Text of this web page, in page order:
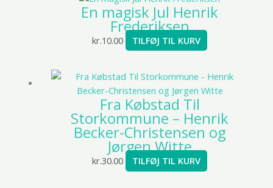
En magisk Jul Henrik
Frederiksen
kr.10.00 TILFØJ TIL KURV
Fra Købstad Til
Storkommune – Henrik
Becker-Christensen og
Jørgen Witte
kr.30.00 TILFØJ TIL KURV